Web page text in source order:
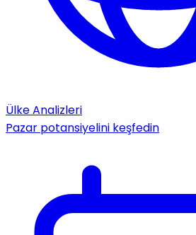
Ülke Analizleri
Pazar potansiyelini keşfedin